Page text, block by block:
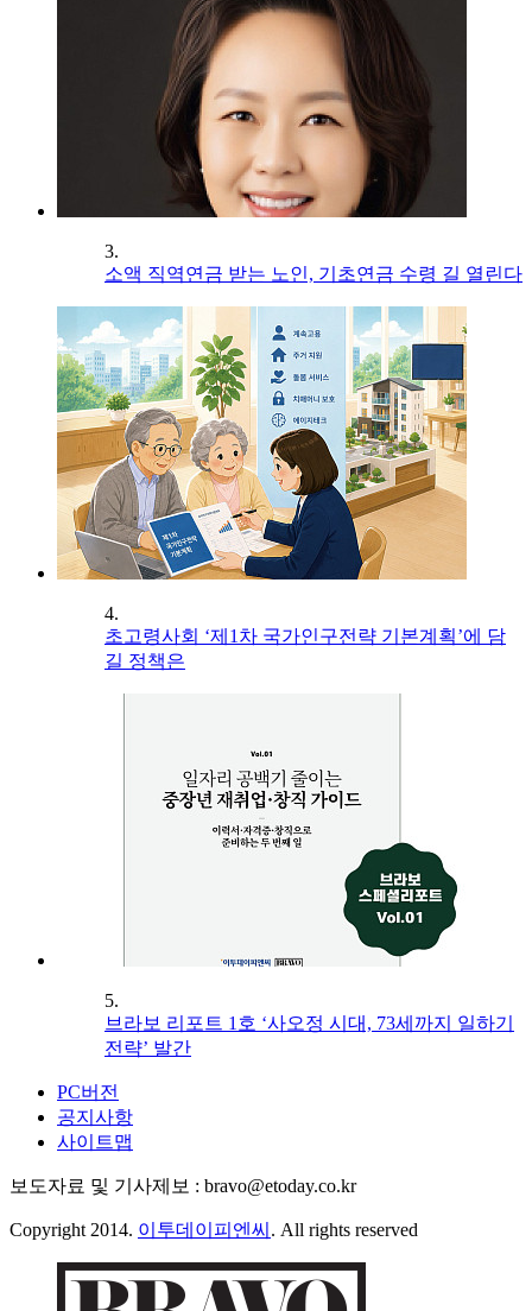
3.
소액 직역연금 받는 노인, 기초연금 수령 길 열린다
4.
초고령사회 ‘제1차 국가인구전략 기본계획’에 담
길 정책은
5.
브라보 리포트 1호 ‘사오정 시대, 73세까지 일하기
전략’ 발간
PC버전
공지사항
사이트맵
보도자료 및 기사제보 : bravo@etoday.co.kr
Copyright 2014. 이투데이피엔씨 . All rights reserved